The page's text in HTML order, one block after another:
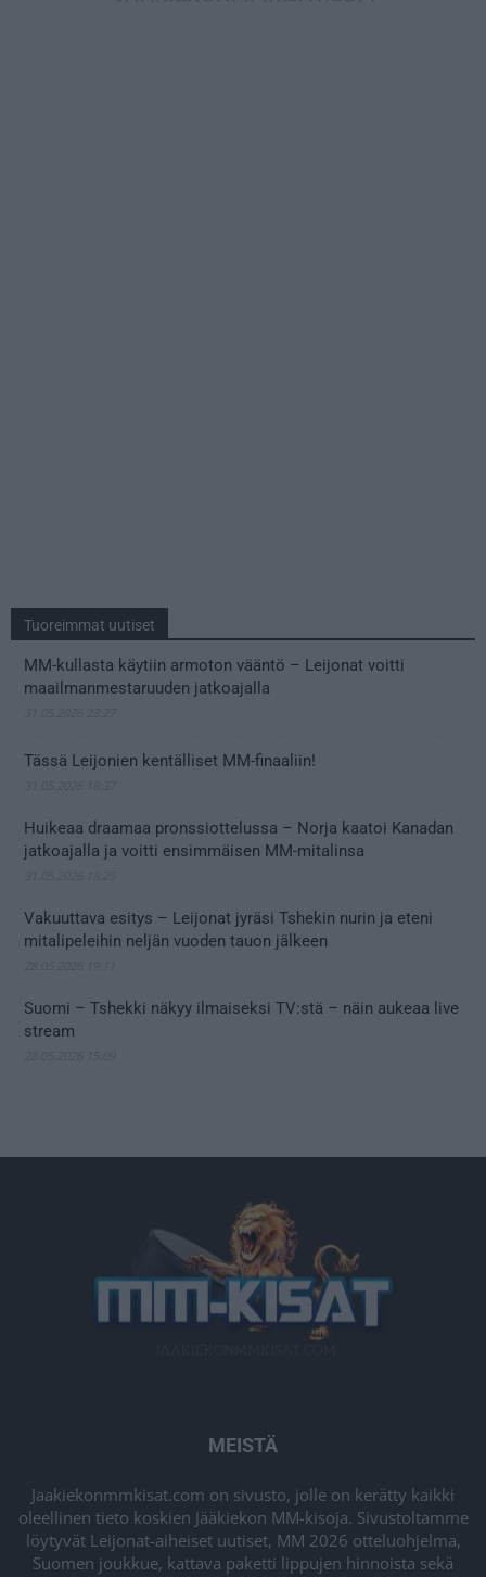
Tuoreimmat uutiset
MM-kullasta käytiin armoton vääntö – Leijonat voitti
maailmanmestaruuden jatkoajalla
Tässä Leijonien kentälliset MM-finaaliin!
Huikeaa draamaa pronssiottelussa – Norja kaatoi Kanadan
jatkoajalla ja voitti ensimmäisen MM-mitalinsa
Vakuuttava esitys – Leijonat jyräsi Tshekin nurin ja eteni
mitalipeleihin neljän vuoden tauon jälkeen
Suomi – Tshekki näkyy ilmaiseksi TV:stä – näin aukeaa live
stream
MEISTÄ
Jaakiekonmmkisat.com on sivusto, jolle on kerätty kaikki
oleellinen tieto koskien Jääkiekon MM-kisoja. Sivustoltamme
löytyvät Leijonat-aiheiset uutiset, MM 2026 otteluohjelma,
Suomen joukkue, kattava paketti lippujen hinnoista sekä